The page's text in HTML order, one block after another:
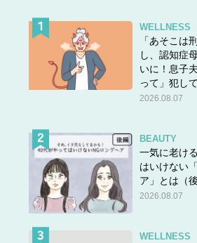
重いものストックに大活躍。
350mlの缶ビールを入れているので
尻同士を合わせて入れたら…なんと
ることを発見！
収納術②配線カオスになりがち
ぽりイン
WELLNESS
「あそこは
し、認知症
いに！息子
って」犯し
2026.08.07
BEAUTY
一気に老け
はいけない
ア」とは（後
2026.08.07
WELLNESS